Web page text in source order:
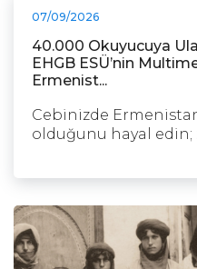
07/09/2026
40.000 Okuyucuya
EHGB ESÜ’nin
Ermenist...
Cebinizde
olduğunu hayal edin;